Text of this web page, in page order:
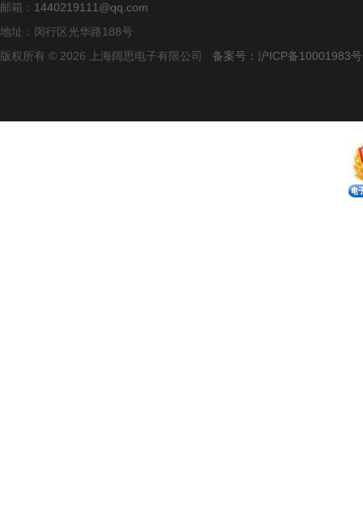
邮箱： 1440219111@qq.com
地址：闵行区光华路188号
版权所有 © 2026 上海阔思电子有限公司 备案号：沪ICP备10001983